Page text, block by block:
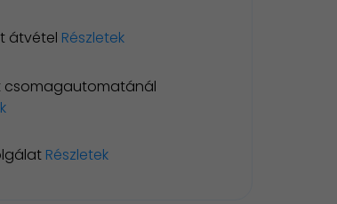
átvétel Részletek
csomagautomatánál
Részletek